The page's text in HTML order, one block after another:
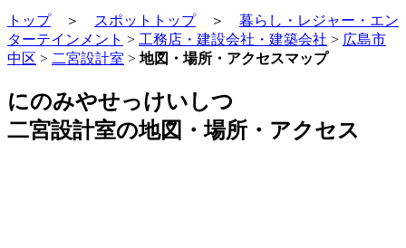
トップ＞ スポットトップ＞ 暮らし・レジャー・エン
ターテインメント > 工務店・建設会社・建築会社 > 広島市
中区 > 二宮設計室 > 地図・場所・アクセスマップ
にのみやせっけいしつ
二宮設計室の地図・場所・アクセス